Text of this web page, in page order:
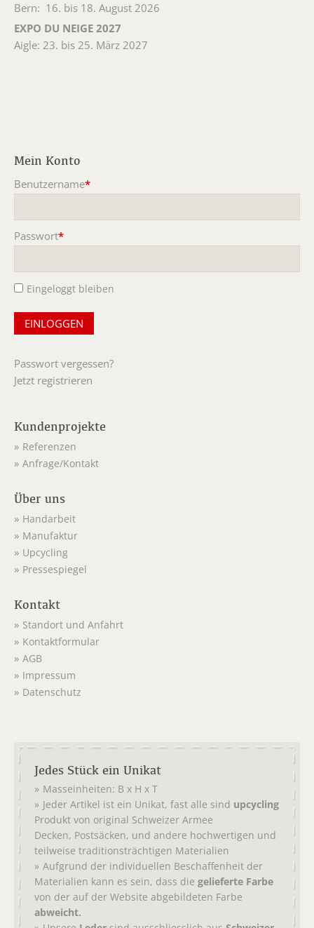
Bern: 16. bis 18. August 2026
EXPO DU NEIGE 2027
Aigle: 23. bis 25. März 2027
Mein Konto
Benutzername*
Passwort*
Eingeloggt bleiben
Passwort vergessen?
Jetzt registrieren
Kundenprojekte
Referenzen
Anfrage/Kontakt
Über uns
Handarbeit
Manufaktur
Upcycling
Pressespiegel
Kontakt
Standort und Anfahrt
Kontaktformular
AGB
Impressum
Datenschutz
Jedes Stück ein Unikat
Masseinheiten: B x H x T
Jeder Artikel ist ein Unikat, fast alle sind upcycling
Produkt von original Schweizer Armee
Decken, Postsäcken, und andere hochwertigen und
teilweise traditionsträchtigen Materialien
Aufgrund der individuellen Beschaffenheit der
Materialien kann es sein, dass die gelieferte Farbe
von der auf der Website abgebildeten Farbe
abweicht.